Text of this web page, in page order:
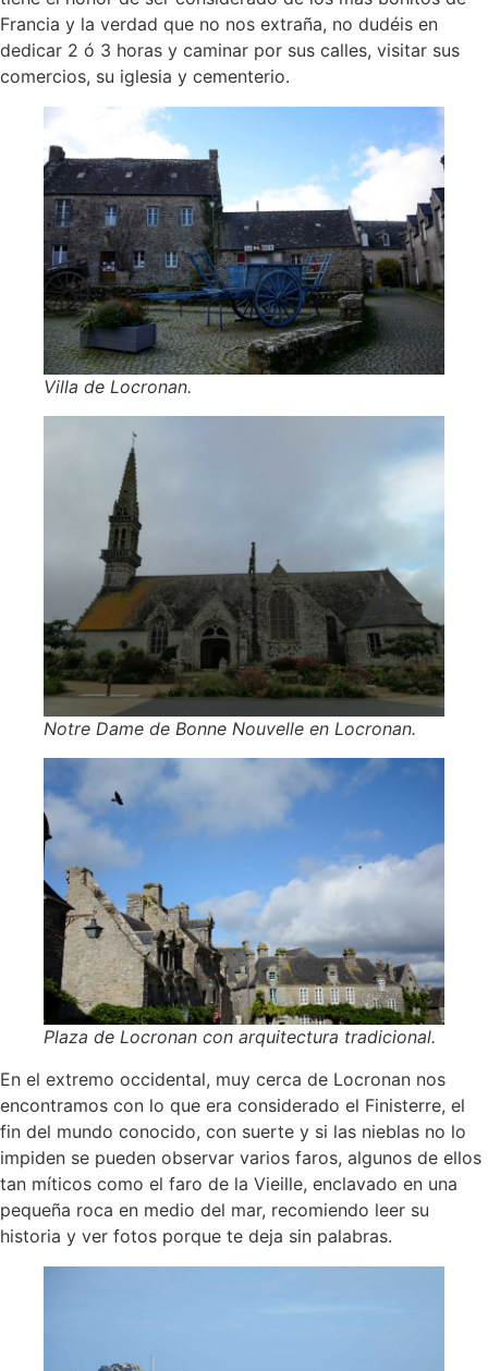
Francia y la verdad que no nos extraña, no dudéis en
dedicar 2 ó 3 horas y caminar por sus calles, visitar sus
comercios, su iglesia y cementerio.
Villa de Locronan.
Notre Dame de Bonne Nouvelle en Locronan.
Plaza de Locronan con arquitectura tradicional.
En el extremo occidental, muy cerca de Locronan nos
encontramos con lo que era considerado el Finisterre, el
fin del mundo conocido, con suerte y si las nieblas no lo
impiden se pueden observar varios faros, algunos de ellos
tan míticos como el faro de la Vieille, enclavado en una
pequeña roca en medio del mar, recomiendo leer su
historia y ver fotos porque te deja sin palabras.